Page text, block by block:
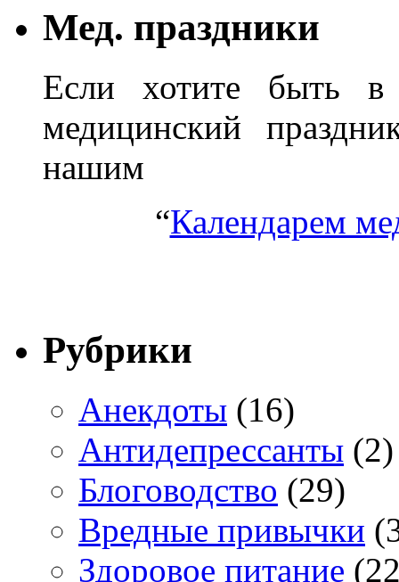
Мед. праздники
Если хотите быть в
медицинский
нашим
“Календарем
Рубрики
Анекдоты (16)
Антидепрессанты (2)
Блоговодство (29)
Вредные привычки
Здоровое питание